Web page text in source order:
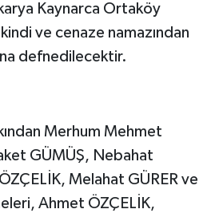
Kaynarca Ortaköy
ve cenaze namazından
defnedilecektir.
Merhum Mehmet
GÜMÜŞ, Nebahat
Melahat GÜRER ve
Ahmet ÖZÇELİK,